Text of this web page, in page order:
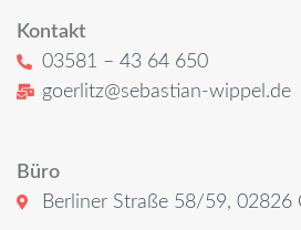
Kontakt
03581 – 43 64 650
goerlitz@sebastian-wippel.de
Büro
Berliner Straße 58/59, 02826